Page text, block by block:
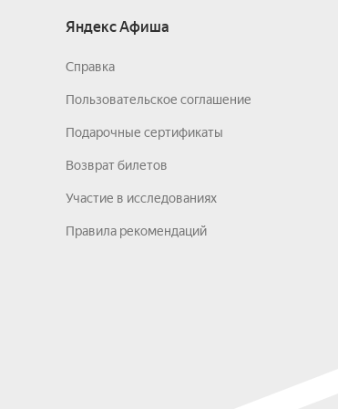
Яндекс Афиша
Справка
Пользовательское соглашение
Подарочные сертификаты
Возврат билетов
Участие в исследованиях
Правила рекомендаций